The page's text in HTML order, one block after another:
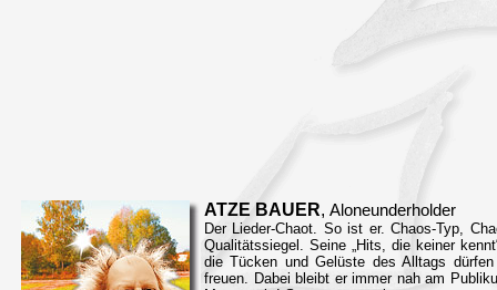
ATZE BAUER, Aloneunderholder
Der Lieder-Chaot. So ist er. Chaos-Typ,
Qualitätssiegel. Seine „Hits, die keiner
die Tücken und Gelüste des Alltags dürfen
freuen. Dabei bleibt er immer nah am